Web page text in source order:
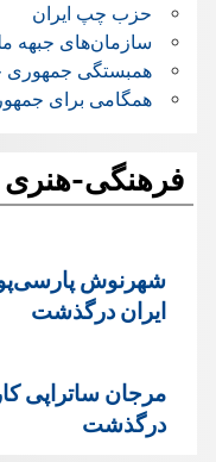
حزب چپ ایران
سازمان‌های جبهه
همبستگی جمهوری
همگامی برای
فرهنگی-هنری
شهرنوش
ایران درگذشت
مرجان ساتراپی
درگذشت